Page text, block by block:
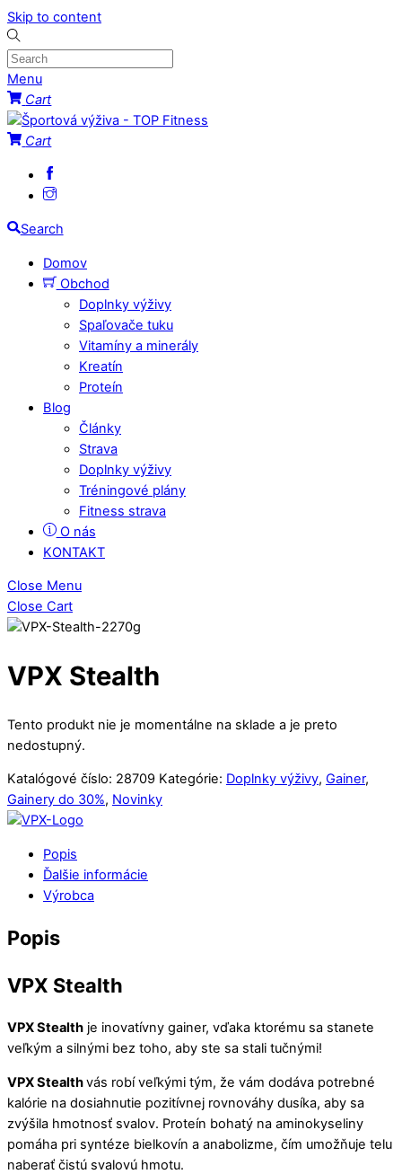
Skip to content
Menu
Cart
Cart
Search
Domov
Obchod
Doplnky výživy
Spaľovače tuku
Vitamíny a minerály
Kreatín
Proteín
Blog
Články
Strava
Doplnky výživy
Tréningové plány
Fitness strava
O nás
KONTAKT
Close Menu
Close Cart
VPX Stealth
Tento produkt nie je momentálne na sklade a je preto
nedostupný.
Katalógové číslo: 28709 Kategórie: Doplnky výživy, Gainer,
Gainery do 30%, Novinky
Popis
Ďalšie informácie
Výrobca
Popis
VPX Stealth
VPX Stealth je inovatívny gainer, vďaka ktorému sa stanete
veľkým a silnými bez toho, aby ste sa stali tučnými!
VPX Stealthvás robí veľkými tým, že vám dodáva potrebné
kalórie na dosiahnutie pozitívnej rovnováhy dusíka, aby sa
zvýšila hmotnosť svalov. Proteín bohatý na aminokyseliny
pomáha pri syntéze bielkovín a anabolizme, čím umožňuje telu
naberať čistú svalovú hmotu.